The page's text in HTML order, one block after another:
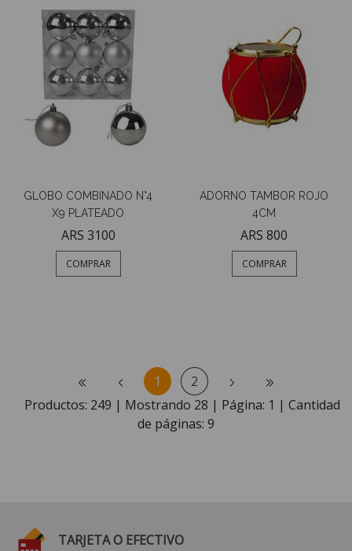
GLOBO COMBINADO N°4
X9 PLATEADO
ARS 3100
COMPRAR
ADORNO TAMBOR ROJO
4CM
ARS 800
COMPRAR
1
2
Productos: 249 | Mostrando 28 | Página: 1 | Cantidad
de páginas: 9
TARJETA O EFECTIVO